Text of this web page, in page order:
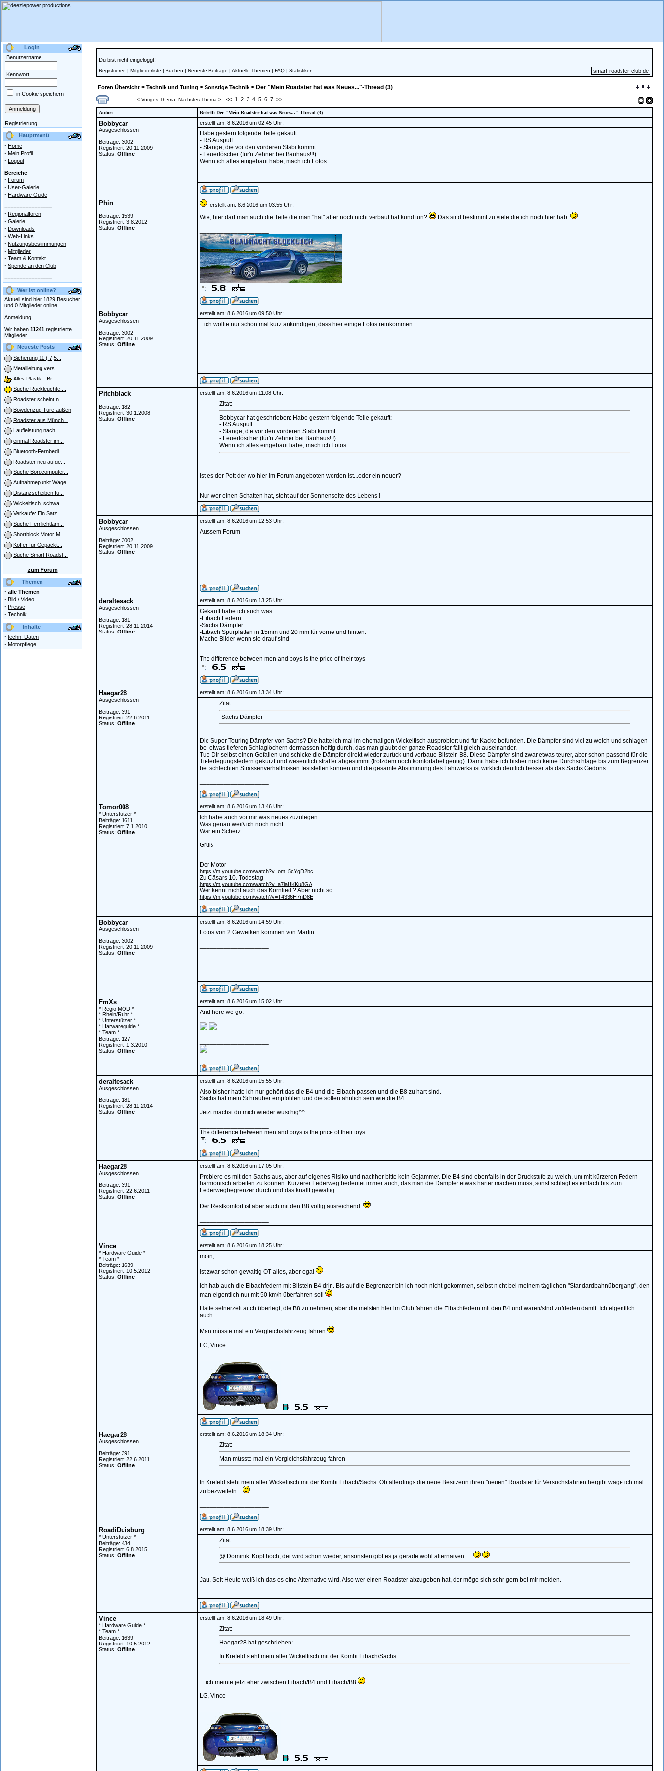
Login
Benutzername
Kennwort
in Cookie speichern
Registrierung
Hauptmenü
· Home
· Mein Profil
· Logout
Bereiche
· Forum
· User-Galerie
· Hardware Guide
================
· Regionalforen
· Galerie
· Downloads
· Web-Links
· Nutzungsbestimmungen
· Mitglieder
· Team & Kontakt
· Spende an den Club
================
Wer ist online?
Aktuell sind hier 1829 Besucher
und 0 Mitglieder online.
Anmeldung
Wir haben 11241 registrierte
Mitglieder.
Neueste Posts
Sicherung 11 ( 7,5...
Metallleitung vers...
Alles Plastik - Br...
Suche Rückleuchte ...
Roadster scheint n...
Bowdenzug Türe außen
Roadster aus Münch...
Laufleistung nach ...
einmal Roadster im...
Bluetooth-Fernbedi...
Roadster neu aufge...
Suche Bordcomputer...
Aufnahmepunkt Wage...
Distanzscheiben fü...
Wickeltisch, schwa...
Verkaufe: Ein Satz...
Suche Fernlichtlam...
Shortblock Motor M...
Koffer für Gepäckt...
Suche Smart Roadst...
zum Forum
Themen
· alle Themen
· Bild / Video
· Presse
· Technik
Inhalte
· techn. Daten
· Motorpflege
Du bist nicht eingeloggt!
Registrieren | Mitgliederliste | Suchen | Neueste Beiträge | Aktuelle Themen | FAQ| Statistiken smart-roadster-club.de
Foren Übersicht> Technik und Tuning > Sonstige Technik> Der "Mein Roadster hat was Neues..."-Thread (3)
< Voriges Thema Nächstes Thema > << 1 2 3 4 5 6 7 >>
Autor: Betreff: Der "Mein Roadster hat was Neues..."-Thread (3)
Bobbycar
Ausgeschlossen
Beiträge: 3002
Registriert: 20.11.2009
Status: Offline
erstellt am: 8.6.2016 um 02:45 Uhr:
Habe gestern folgende Teile gekauft:
- RS Auspuff
- Stange, die vor den vorderen Stabi kommt
- Feuerlöscher (für'n Zehner bei Bauhaus!!!)
Wenn ich alles eingebaut habe, mach ich Fotos
Phin
Beiträge: 1539
Registriert: 3.8.2012
Status: Offline
erstellt am: 8.6.2016 um 03:55 Uhr:
Wie, hier darf man auch die Teile die man "hat" aber noch nicht verbaut hat kund tun?
Das sind bestimmt zu viele die ich noch hier hab.
Bobbycar
Ausgeschlossen
Beiträge: 3002
Registriert: 20.11.2009
Status: Offline
erstellt am: 8.6.2016 um 09:50 Uhr:
...ich wollte nur schon mal kurz ankündigen, dass hier einige Fotos reinkommen......
Pitchblack
Beiträge: 182
Registriert: 30.1.2008
Status: Offline
erstellt am: 8.6.2016 um 11:08 Uhr:
Zitat:
Bobbycar hat geschrieben: Habe gestern folgende Teile gekauft:
- RS Auspuff
- Stange, die vor den vorderen Stabi kommt
- Feuerlöscher (für'n Zehner bei Bauhaus!!!)
Wenn ich alles eingebaut habe, mach ich Fotos
Ist es der Pott der wo hier im Forum angeboten worden ist...oder ein neuer?
Nur wer einen Schatten hat, steht auf der Sonnenseite des Lebens !
Bobbycar
Ausgeschlossen
Beiträge: 3002
Registriert: 20.11.2009
Status: Offline
erstellt am: 8.6.2016 um 12:53 Uhr:
Aussem Forum
deraltesack
Ausgeschlossen
Beiträge: 181
Registriert: 28.11.2014
Status: Offline
erstellt am: 8.6.2016 um 13:25 Uhr:
Gekauft habe ich auch was.
-Eibach Federn
-Sachs Dämpfer
-Eibach Spurplatten in 15mm und 20 mm für vorne und hinten.
Mache Bilder wenn sie drauf sind
The difference between men and boys is the price of their toys
Haegar28
Ausgeschlossen
Beiträge: 391
Registriert: 22.6.2011
Status: Offline
erstellt am: 8.6.2016 um 13:34 Uhr:
Zitat:
-Sachs Dämpfer
Die Super Touring Dämpfer von Sachs? Die hatte ich mal im ehemaligen Wickeltisch ausprobiert und für Kacke befunden. Die Dämpfer sind viel zu weich und schlagen
bei etwas tieferen Schlaglöchern dermassen heftig durch, das man glaubt der ganze Roadster fällt gleich auseinander.
Tue Dir selbst einen Gefallen und schicke die Dämpfer direkt wieder zurück und verbaue Bilstein B8. Diese Dämpfer sind zwar etwas teurer, aber schon passend für die
Tieferlegungsfedern gekürzt und wesentlich straffer abgestimmt (trotzdem noch komfortabel genug). Damit habe ich bisher noch keine Durchschläge bis zum Begrenzer
bei schlechten Strassenverhältnissen feststellen können und die gesamte Abstimmung des Fahrwerks ist wirklich deutlich besser als das Sachs Gedöns.
Tomor008
* Unterstützer *
Beiträge: 1611
Registriert: 7.1.2010
Status: Offline
erstellt am: 8.6.2016 um 13:46 Uhr:
Ich habe auch vor mir was neues zuzulegen .
Was genau weiß ich noch nicht . . .
War ein Scherz .
Gruß
Der Motor
https://m.youtube.com/watch?v=om_5cYgD2bc
Zu Cäsars 10. Todestag
https://m.youtube.com/watch?v=a7iaUKKu8GA
Wer kennt nicht auch das Kornlied ? Aber nicht so:
https://m.youtube.com/watch?v=T4336H7nD8E
Bobbycar
Ausgeschlossen
Beiträge: 3002
Registriert: 20.11.2009
Status: Offline
erstellt am: 8.6.2016 um 14:59 Uhr:
Fotos von 2 Gewerken kommen von Martin.....
FmXs
* Regio MOD *
* Rhein/Ruhr *
* Unterstützer *
* Harwareguide *
* Team *
Beiträge: 127
Registriert: 1.3.2010
Status: Offline
erstellt am: 8.6.2016 um 15:02 Uhr:
And here we go:
deraltesack
Ausgeschlossen
Beiträge: 181
Registriert: 28.11.2014
Status: Offline
erstellt am: 8.6.2016 um 15:55 Uhr:
Also bisher hatte ich nur gehört das die B4 und die Eibach passen und die B8 zu hart sind.
Sachs hat mein Schrauber empfohlen und die sollen ähnlich sein wie die B4.
Jetzt machst du mich wieder wuschig^^
The difference between men and boys is the price of their toys
Haegar28
Ausgeschlossen
Beiträge: 391
Registriert: 22.6.2011
Status: Offline
erstellt am: 8.6.2016 um 17:05 Uhr:
Probiere es mit den Sachs aus, aber auf eigenes Risiko und nachher bitte kein Gejammer. Die B4 sind ebenfalls in der Druckstufe zu weich, um mit kürzeren Federn
harmonisch arbeiten zu können. Kürzerer Federweg bedeutet immer auch, das man die Dämpfer etwas härter machen muss, sonst schlägt es einfach bis zum
Federwegbegrenzer durch und das knallt gewaltig.
Der Restkomfort ist aber auch mit den B8 völlig ausreichend.
Vince
* Hardware Guide *
* Team *
Beiträge: 1639
Registriert: 10.5.2012
Status: Offline
erstellt am: 8.6.2016 um 18:25 Uhr:
moin,
ist zwar schon gewaltig OT alles, aber egal
Ich hab auch die Eibachfedern mit Bilstein B4 drin. Bis auf die Begrenzer bin ich noch nicht gekommen, selbst nicht bei meinem täglichen "Standardbahnübergang", den
man eigentlich nur mit 50 km/h überfahren soll
Hatte seinerzeit auch überlegt, die B8 zu nehmen, aber die meisten hier im Club fahren die Eibachfedern mit den B4 und waren/sind zufrieden damit. Ich eigentlich
auch.
Man müsste mal ein Vergleichsfahrzeug fahren
LG, Vince
Haegar28
Ausgeschlossen
Beiträge: 391
Registriert: 22.6.2011
Status: Offline
erstellt am: 8.6.2016 um 18:34 Uhr:
Zitat:
Man müsste mal ein Vergleichsfahrzeug fahren
In Krefeld steht mein alter Wickeltisch mit der Kombi Eibach/Sachs. Ob allerdings die neue Besitzerin ihren "neuen" Roadster für Versuchsfahrten hergibt wage ich mal
zu bezweifeln...
RoadiDuisburg
* Unterstützer *
Beiträge: 434
Registriert: 6.8.2015
Status: Offline
erstellt am: 8.6.2016 um 18:39 Uhr:
Zitat:
@ Dominik: Kopf hoch, der wird schon wieder, ansonsten gibt es ja gerade wohl alternaiven ....
Jau. Seit Heute weiß ich das es eine Alternative wird. Also wer einen Roadster abzugeben hat, der möge sich sehr gern bei mir melden.
Vince
* Hardware Guide *
* Team *
Beiträge: 1639
Registriert: 10.5.2012
Status: Offline
erstellt am: 8.6.2016 um 18:49 Uhr:
Zitat:
Haegar28 hat geschrieben:
In Krefeld steht mein alter Wickeltisch mit der Kombi Eibach/Sachs.
... ich meinte jetzt eher zwischen Eibach/B4 und Eibach/B8
LG, Vince